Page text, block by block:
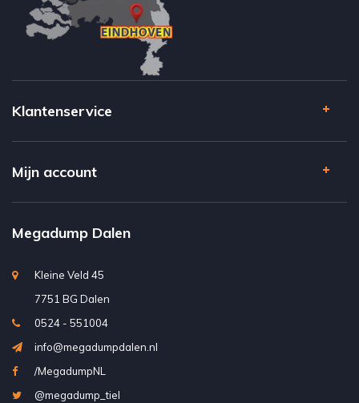
Klantenservice
Mijn account
Megadump Dalen
Kleine Veld 45
7751 BG Dalen
0524 - 551004
info@megadumpdalen.nl
/MegadumpNL
@megadump_tiel